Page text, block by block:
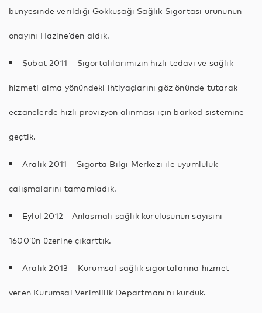
bünyesinde verildiği Gökkuşağı Sağlık Sigortası ürününün
onayını Hazine’den aldık.
Şubat 2011 – Sigortalılarımızın hızlı tedavi ve sağlık
hizmeti alma yönündeki ihtiyaçlarını göz önünde tutarak
eczanelerde hızlı provizyon alınması için barkod sistemine
geçtik.
Aralık 2011 – Sigorta Bilgi Merkezi ile uyumluluk
çalışmalarını tamamladık.
Eylül 2012 - Anlaşmalı sağlık kuruluşunun sayısını
1600’ün üzerine çıkarttık.
Aralık 2013 – Kurumsal sağlık sigortalarına hizmet
veren Kurumsal Verimlilik Departmanı’nı kurduk.